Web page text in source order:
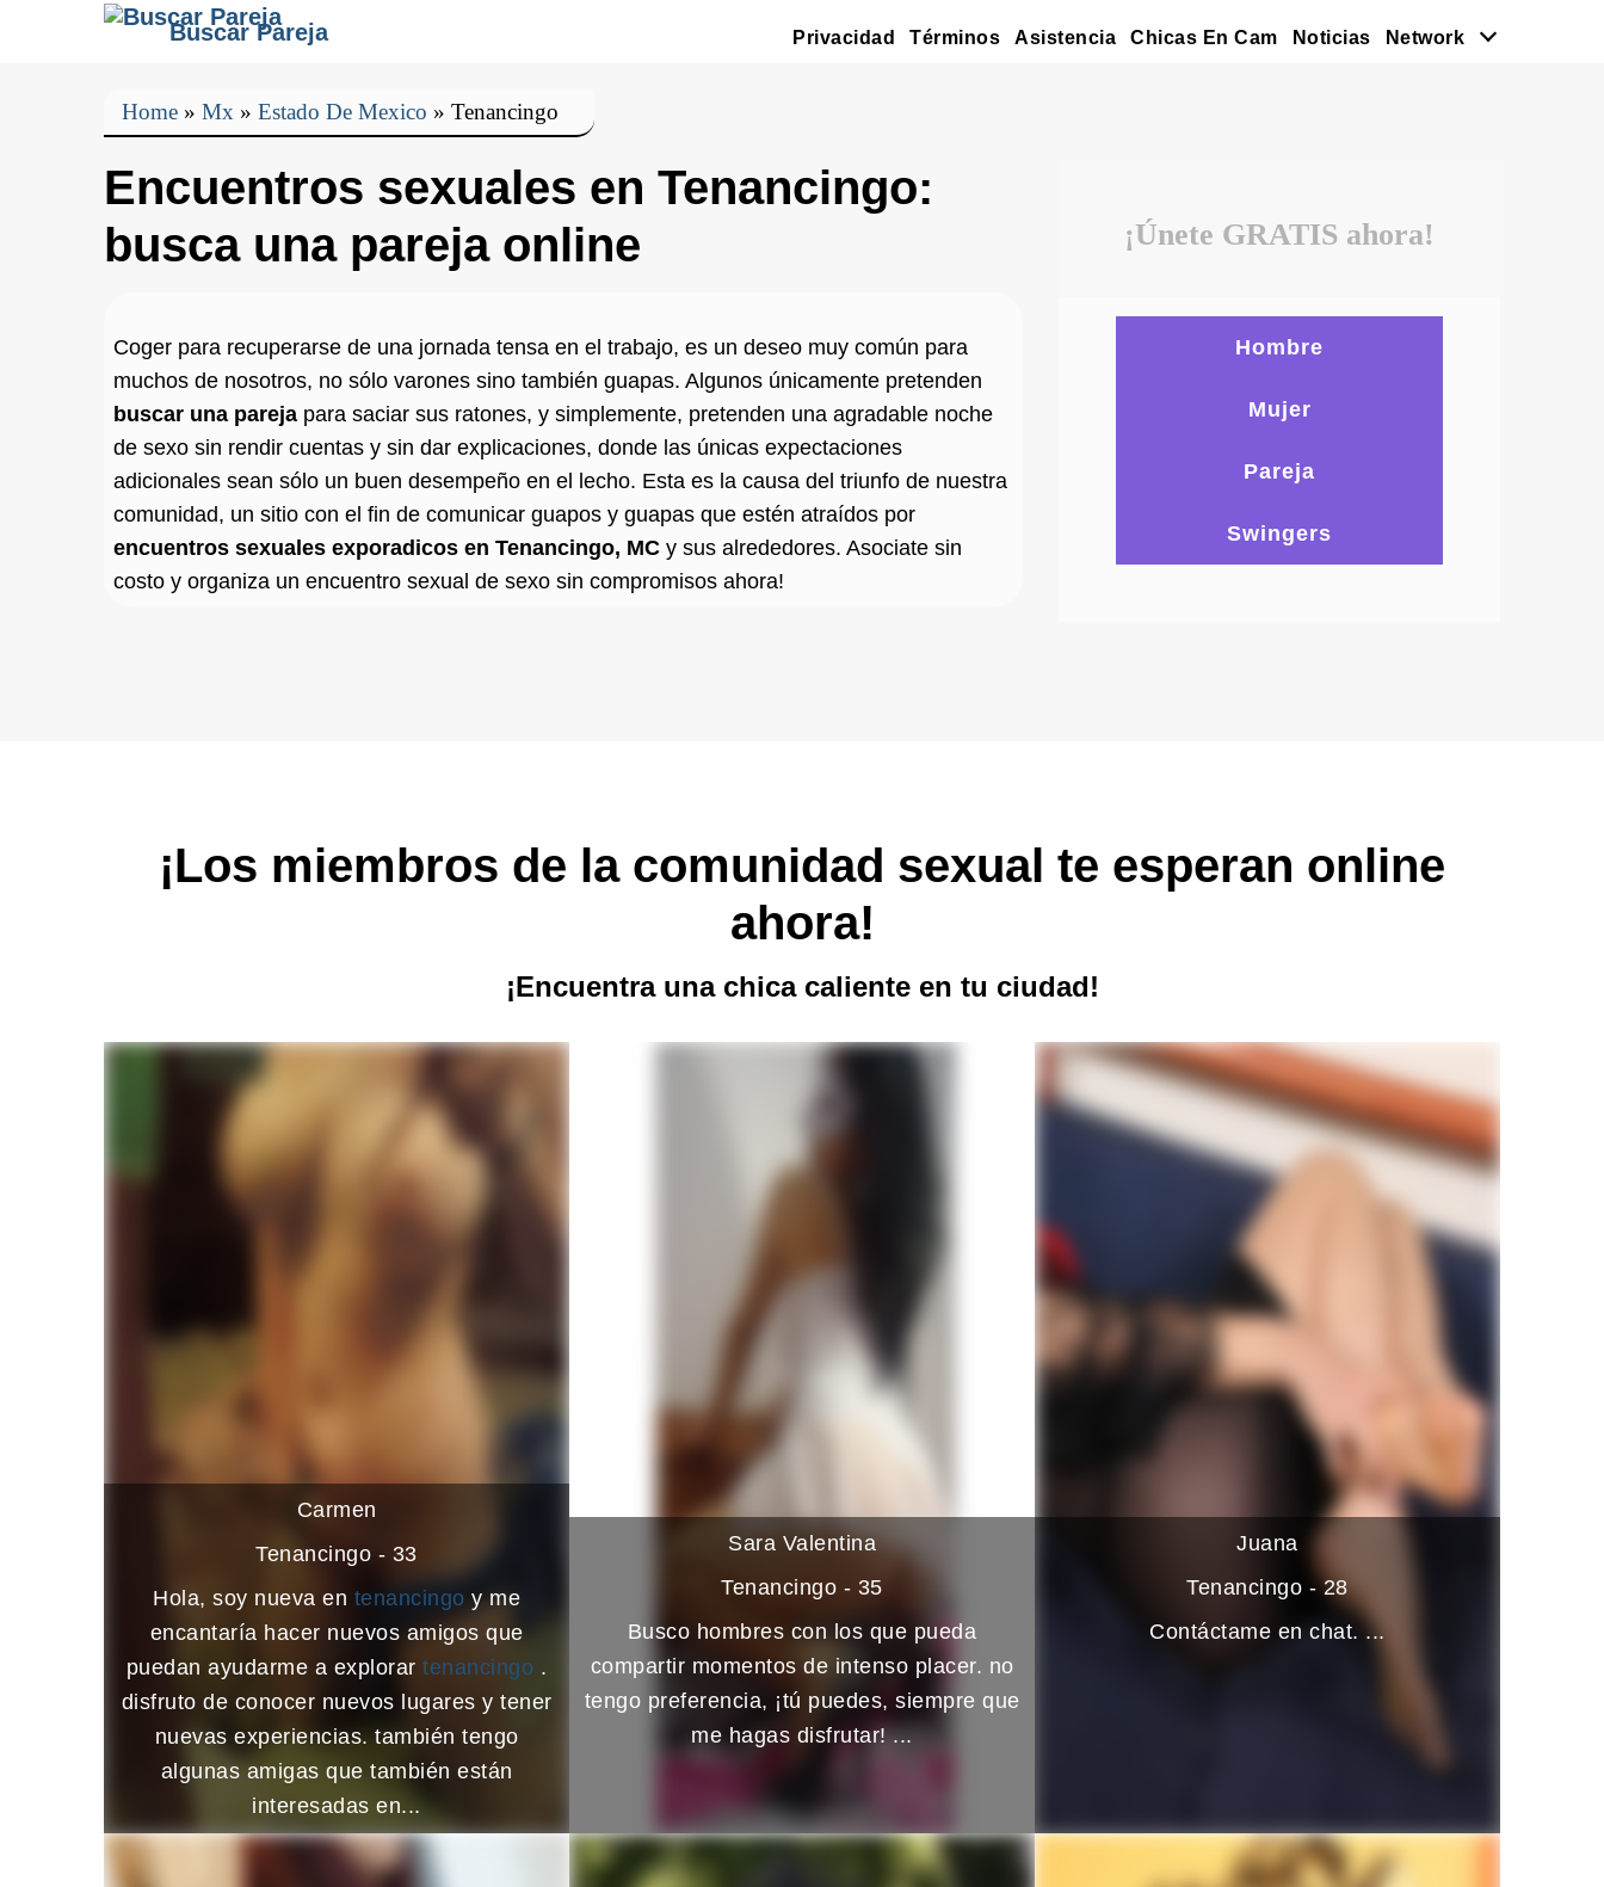
Buscar Pareja Privacidad Términos Asistencia Chicas En Cam Noticias Network
Home » Mx » Estado De Mexico » Tenancingo
Encuentros sexuales en Tenancingo:
busca una pareja online
Coger para recuperarse de una jornada tensa en el trabajo, es un deseo muy común para
muchos de nosotros, no sólo varones sino también guapas. Algunos únicamente pretenden
buscar una pareja para saciar sus ratones, y simplemente, pretenden una agradable noche
de sexo sin rendir cuentas y sin dar explicaciones, donde las únicas expectaciones
adicionales sean sólo un buen desempeño en el lecho. Esta es la causa del triunfo de nuestra
comunidad, un sitio con el fin de comunicar guapos y guapas que estén atraídos por
encuentros sexuales exporadicos en Tenancingo, MC y sus alrededores. Asociate sin
costo y organiza un encuentro sexual de sexo sin compromisos ahora!
¡Únete GRATIS ahora!
Hombre
Mujer
Pareja
Swingers
¡Los miembros de la comunidad sexual te esperan online
ahora!
¡Encuentra una chica caliente en tu ciudad!
Carmen
Tenancingo - 33
Hola, soy nueva en tenancingo y me
encantaría hacer nuevos amigos que
puedan ayudarme a explorartenancingo .
disfruto de conocer nuevos lugares y tener
nuevas experiencias. también tengo
algunas amigas que también están
interesadas en...
Sara Valentina
Tenancingo - 35
Busco hombres con los que pueda
compartir momentos de intenso placer. no
tengo preferencia, ¡tú puedes, siempre que
me hagas disfrutar! ...
Juana
Tenancingo - 28
Contáctame en chat. ...